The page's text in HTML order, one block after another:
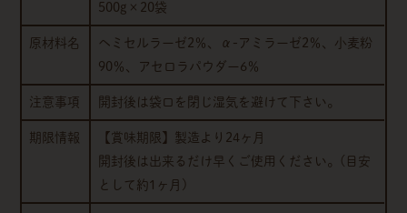
500g×20袋
原材料名
ヘミセルラーゼ2％、α-アミラーゼ2％、小麦粉
90％、アセロラパウダー6％
注意事項 開封後は袋口を閉じ湿気を避けて下さい。
期限情報
【賞味期限】製造より24ヶ月
開封後は出来るだけ早くご使用ください。(目安
として約1ヶ月)